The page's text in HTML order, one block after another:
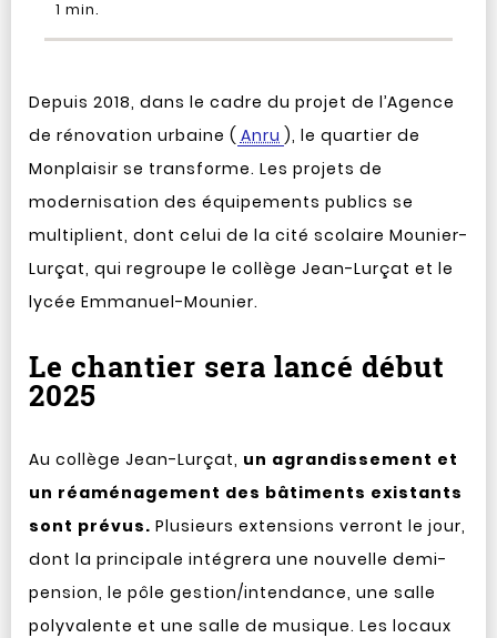
1 min.
Depuis 2018, dans le cadre du projet de l’Agence
de rénovation urbaine ( Anru ), le quartier de
Monplaisir se transforme. Les projets de
modernisation des équipements publics se
multiplient, dont celui de la cité scolaire Mounier-
Lurçat, qui regroupe le collège Jean-Lurçat et le
lycée Emmanuel-Mounier.
Le chantier sera lancé début
2025
Au collège Jean-Lurçat, un agrandissement et
un réaménagement des bâtiments existants
sont prévus. Plusieurs extensions verront le jour,
dont la principale intégrera une nouvelle demi-
pension, le pôle gestion/intendance, une salle
polyvalente et une salle de musique. Les locaux